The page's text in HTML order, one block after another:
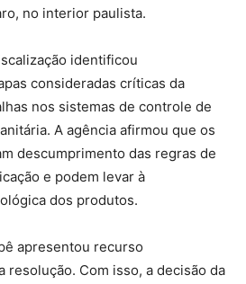
no interior paulista.
identificou
consideradas críticas da
nos sistemas de controle de
A agência afirmou que os
descumprimento das regras de
e podem levar à
dos produtos.
apresentou recurso
resolução. Com isso, a decisão da